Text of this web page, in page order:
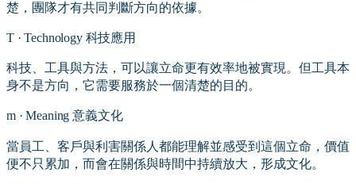
楚，團隊才有共同判斷方向的依據。
T·Technology 科技應用
科技、工具與方法，可以讓立命更有效率地被實現。但工具本
身不是方向，它需要服務於一個清楚的目的。
m·Meaning 意義文化
當員工、客戶與利害關係人都能理解並感受到這個立命，價值
便不只累加，而會在關係與時間中持續放大，形成文化。